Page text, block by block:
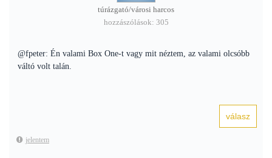
túrázgató/városi harcos
hozzászólások: 305
@fpeter: Én valami Box One-t vagy mit néztem, az valami olcsóbb
váltó volt talán.
jelentem